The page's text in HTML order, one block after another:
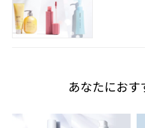
あなたにお